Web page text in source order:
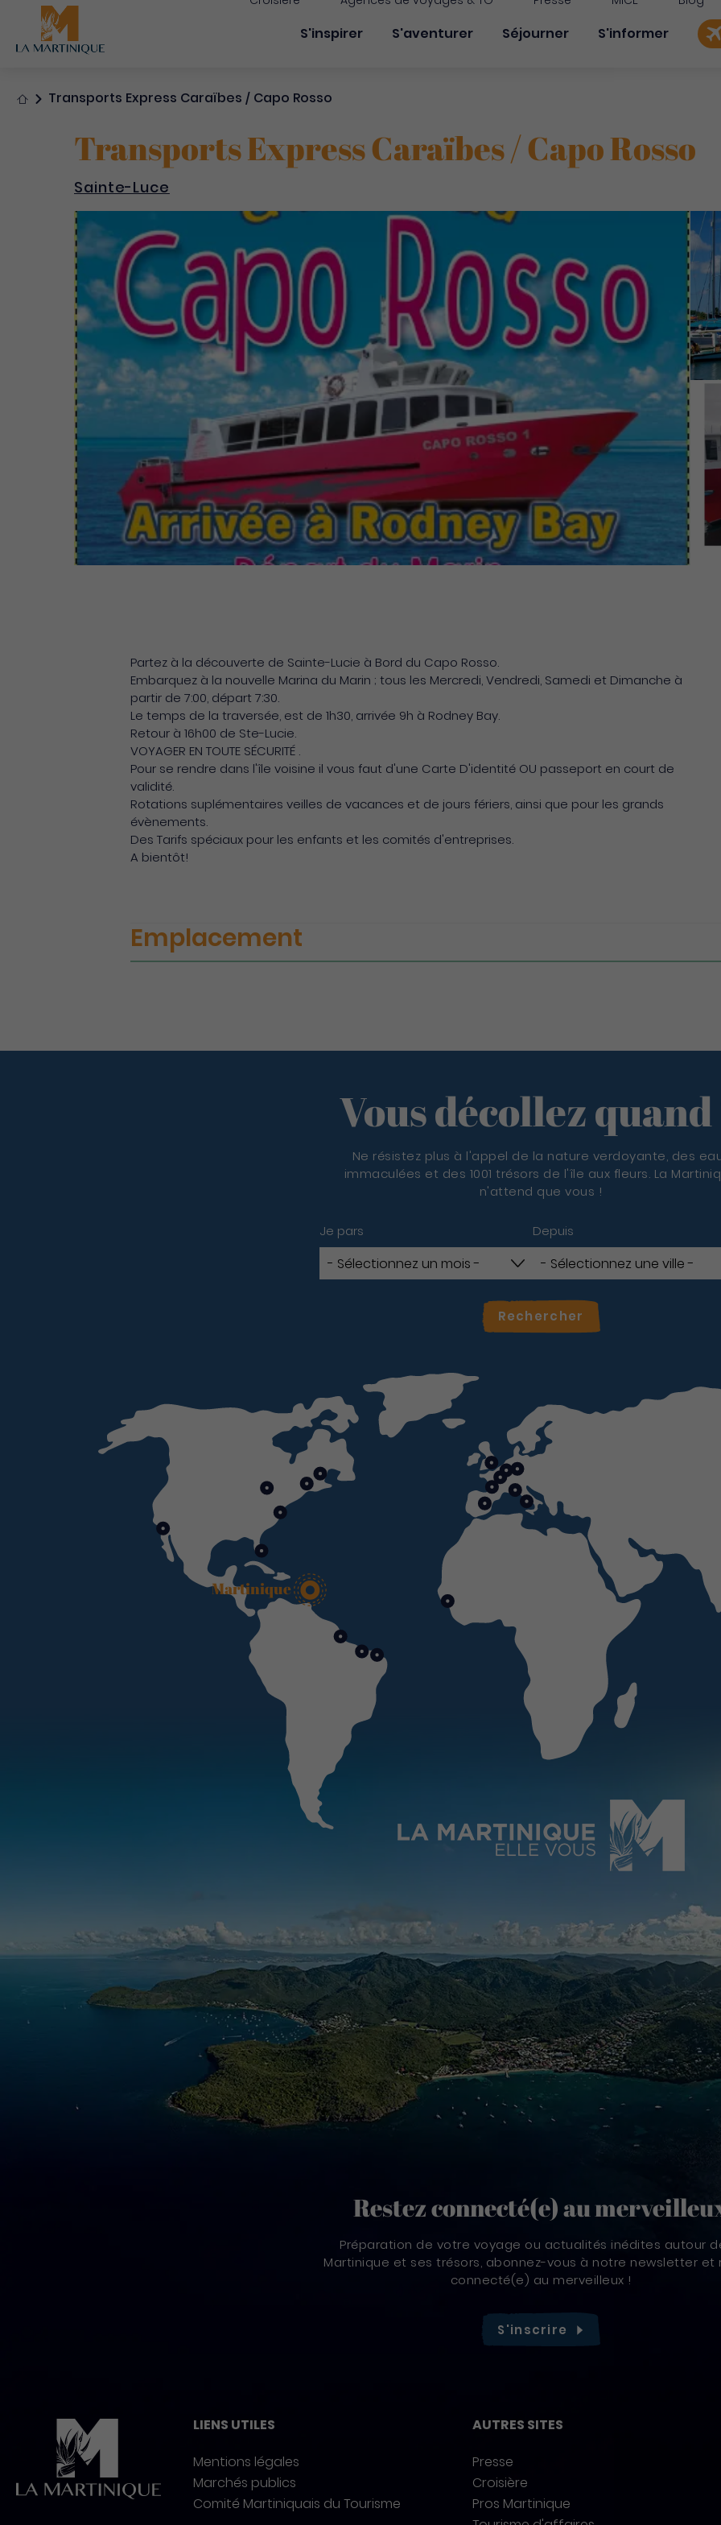
Navigation principale
S'inspirer
S'aventurer Séjourner S'informer
Accueil
Transports Express Caraïbes / Capo Rosso
Transports Express Caraïbes / Capo Rosso
Sainte-Luce
Partez à la découverte de Sainte-Lucie à Bord du Capo Rosso.
Embarquez à la nouvelle Marina du Marin ; tous les Mercredi, Vendredi, Samedi et Dimanche à
partir de 7:00, départ 7:30.
Le temps de la traversée, est de 1h30, arrivée 9h à Rodney Bay.
Retour à 16h00 de Ste-Lucie.
VOYAGER EN TOUTE SÉCURITÉ .
Pour se rendre dans l'île voisine il vous faut d'une Carte D'identité OU passeport en court de
validité.
Rotations suplémentaires veilles de vacances et de jours fériers, ainsi que pour les grands
évènements.
Des Tarifs spéciaux pour les enfants et les comités d'entreprises.
A bientôt!
Emplacement
Vous décollez quand
Ne résistez plus à l'appel de la nature verdoyante, des
immaculées et des 1001 trésors de l'île aux fleurs. La
n'attend que vous !
Je pars Depuis
Rechercher
Martinique
Restez connecté(e) au
Préparation de votre voyage ou actualités inédites autour
Martinique et ses trésors, abonnez-vous à notre newsletter et
connecté(e) au merveilleux !
S'inscrire
Pied de page
LIENS UTILES
Mentions légales
Marchés publics
Comité Martiniquais du Tourisme
AUTRES SITES
Presse
Croisière
Pros Martinique